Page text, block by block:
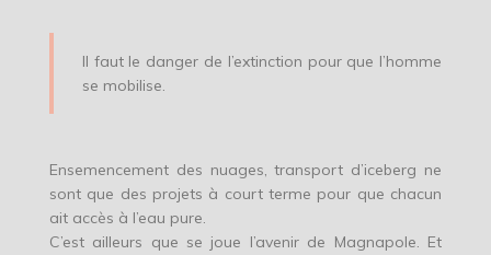
Il faut le danger de l’extinction pour que l’homme
se mobilise.
Ensemencement des nuages, transport d’iceberg ne
sont que des projets à court terme pour que chacun
ait accès à l’eau pure.
C’est ailleurs que se joue l’avenir de Magnapole. Et